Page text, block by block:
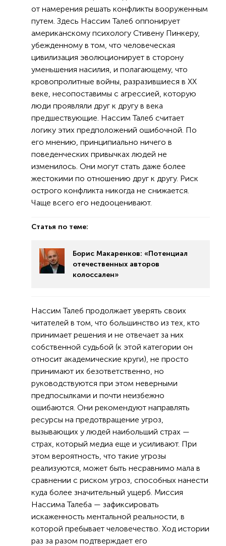
от намерения решать конфликты вооруженным
путем. Здесь Нассим Талеб оппонирует
американскому психологу Стивену Пинкеру,
убежденному в том, что человеческая
цивилизация эволюционирует в сторону
уменьшения насилия, и полагающему, что
кровопролитные войны, разразившиеся в XX
веке, несопоставимы с агрессией, которую
люди проявляли друг к другу в века
предшествующие. Нассим Талеб считает
логику этих предположений ошибочной. По
его мнению, принципиально ничего в
поведенческих привычках людей не
изменилось. Они могут стать даже более
жестокими по отношению друг к другу. Риск
острого конфликта никогда не снижается.
Чаще всего его недооценивают.
Статья по теме:
Борис Макаренков: «Потенциал
отечественных авторов
колоссален»
Нассим Талеб продолжает уверять своих
читателей в том, что большинство из тех, кто
принимает решения и не отвечает за них
собственной судьбой (к этой категории он
относит академические круги), не просто
принимают их безответственно, но
руководствуются при этом неверными
предпосылками и почти неизбежно
ошибаются. Они рекомендуют направлять
ресурсы на предотвращение угроз,
вызывающих у людей наибольший страх —
страх, который медиа еще и усиливают. При
этом вероятность, что такие угрозы
реализуются, может быть несравнимо мала в
сравнении с риском угроз, способных нанести
куда более значительный ущерб. Миссия
Нассима Талеба — зафиксировать
искаженность ментальной реальности, в
которой пребывает человечество. Ход истории
раз за разом подтверждает его